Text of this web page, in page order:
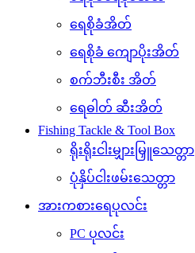
ရေစိုခံအိတ်
ရေစိုခံ ကျောပိုးအိတ်
စက်ဘီးစီး အိတ်
ရေဓါတ် ဆီးအိတ်
Fishing Tackle & Tool Box
ရိုးရိုးငါးမျှားမြှူသေတ္တာ
ပုံနှိပ်ငါးဖမ်းသေတ္တာ
အားကစားရေပုလင်း
PC ပုလင်း